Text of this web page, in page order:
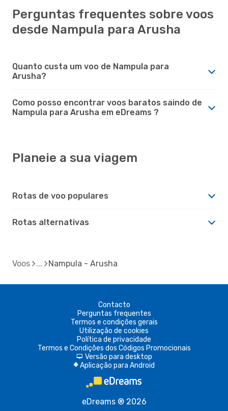
Perguntas frequentes sobre voos
desde Nampula para Arusha
Quanto custa um voo de Nampula para
Arusha?
Como posso encontrar voos baratos saindo de
Nampula para Arusha em eDreams ?
Planeie a sua viagem
Rotas de voo populares
Rotas alternativas
Voos Nampula - Arusha
Contacto
Perguntas frequentes
Termos e condições gerais
Utilização de cookies
Política de privacidade
Termos e Condições dos Códigos Promocionais
d Versão para desktop
A Aplicação para Android
eDreams ® 2026